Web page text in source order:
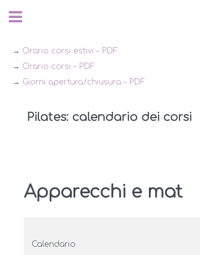
→ Orario corsi estivi – PDF
→ Orario corsi – PDF
→ Giorni apertura/chiusura – PDF
Pilates: calendario dei corsi
Apparecchi e mat
Calendario